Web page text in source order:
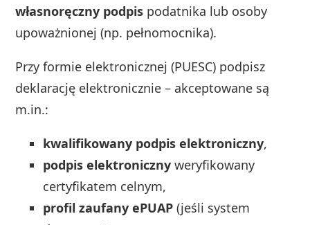
własnoręczny podpis podatnika lub osoby
upoważnionej (np. pełnomocnika).
Przy formie elektronicznej (PUESC) podpisz
deklarację elektronicznie – akceptowane są
m.in.:
kwalifikowany podpis elektroniczny,
podpis elektroniczny weryfikowany
certyfikatem celnym,
profil zaufany ePUAP (jeśli system